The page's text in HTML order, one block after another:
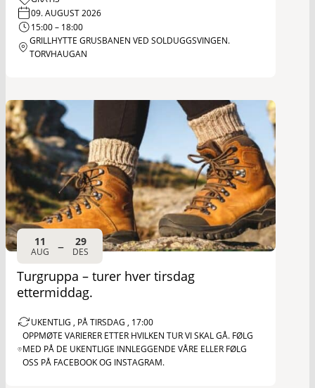
09. AUGUST 2026
15:00 – 18:00
GRILLHYTTE GRUSBANEN VED SOLDUGGSVINGEN.
TORVHAUGAN
11
AUG – 29
DES
Turgruppa – turer hver tirsdag
ettermiddag.
UKENTLIG , PÅ TIRSDAG , 17:00
OPPMØTE VARIERER ETTER HVILKEN TUR VI SKAL GÅ. FØLG
MED PÅ DE UKENTLIGE INNLEGGENDE VÅRE ELLER FØLG
OSS PÅ FACEBOOK OG INSTAGRAM.